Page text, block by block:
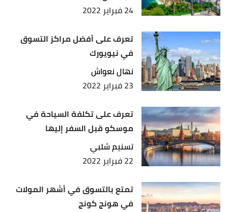
24 فبراير 2022
تعرف على أفضل مراكز التسوق
في نيويورك
نهال نعواش
23 فبراير 2022
تعرف على تكلفة السياحة في
موسكو قبل السفر إليها
تسنيم شلبي
22 فبراير 2022
تمتع بالتسوق في أشهر المولات
في هونج كونج